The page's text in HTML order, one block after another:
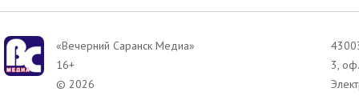
«Вечерний Саранск Mедиа»
16+
© 2026
3,